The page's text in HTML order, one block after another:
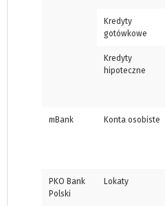
Kredyty
gotówkowe
Kredyty
hipoteczne
mBank Konta osobiste
PKO Bank
Polski
Lokaty